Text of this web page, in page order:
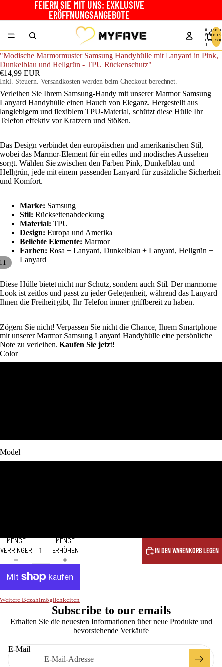
FEIERN SIE MIT UNS: EXKLUSIVE
ERÖFFNUNGSANGEBOTE
Artikel
0
"Modische Marmormuster Samsung Handyhülle mit Lanyard in Pink,
Dunkelblau und Hellgrün - TPU Rückenschutz"
€14,99 EUR
Inkl. Steuern. Versandkosten werden beim Checkout berechnet.
Verleihen Sie Ihrem Samsung-Handy mit unserer Marmor Samsung
Lanyard Handyhülle einen Hauch von Eleganz. Hergestellt aus
langlebigem und flexiblem TPU-Material, schützt diese Hülle Ihr
Telefon effektiv vor Kratzern und Stößen.
Das Design verbindet den europäischen und amerikanischen Stil,
wobei das Marmor-Element für ein edles und modisches Aussehen
sorgt. Wählen Sie zwischen den Farben Pink, Dunkelblau und
Hellgrün, jede mit einem passenden Lanyard für zusätzliche Sicherheit
und Komfort.
Marke: Samsung
Stil: Rückseitenabdeckung
Material: TPU
Design: Europa und Amerika
Beliebte Elemente: Marmor
Farben: Rosa + Lanyard, Dunkelblau + Lanyard, Hellgrün +
Lanyard
Diese Hülle bietet nicht nur Schutz, sondern auch Stil. Der marmorne
Look ist zeitlos und passt zu jeder Gelegenheit, während das Lanyard
Ihnen die Freiheit gibt, Ihr Telefon immer griffbereit zu haben.
Zögern Sie nicht! Verpassen Sie nicht die Chance, Ihrem Smartphone
mit unserer Marmor Samsung Lanyard Handyhülle eine persönliche
Note zu verleihen. Kaufen Sie jetzt!
Color
Model
MENGE
VERRINGERN
MENGE
ERHÖHEN
IN DEN WARENKORB LEGEN
Weitere Bezahlmöglichkeiten
Subscribe to our emails
Erhalten Sie die neuesten Informationen über neue Produkte und
bevorstehende Verkäufe
E-Mail